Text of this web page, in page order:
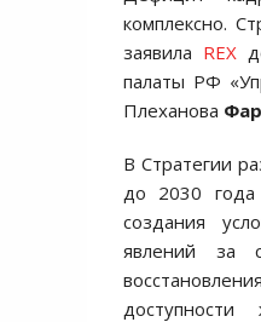
комплексно.
заявила REX
палаты РФ
Плеханова
В Стратегии
до 2030 года
создания
явлений за